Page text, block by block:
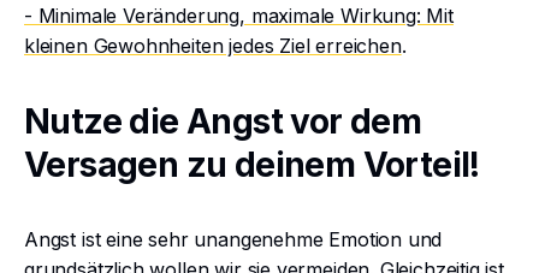
- Minimale Veränderung, maximale Wirkung: Mit
kleinen Gewohnheiten jedes Ziel erreichen.
Nutze die Angst vor dem
Versagen zu deinem Vorteil!
Angst ist eine sehr unangenehme Emotion und